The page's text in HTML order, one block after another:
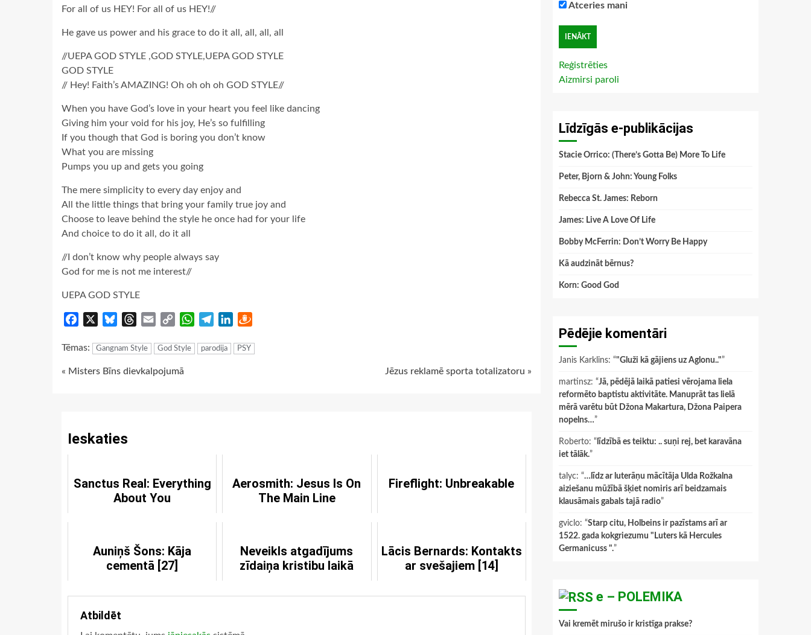
For all of us HEY! For all of us HEY!//
He gave us power and his grace to do it all, all, all, all
//UEPA GOD STYLE ,GOD STYLE,UEPA GOD STYLE
GOD STYLE
// Hey! Faith’s AMAZING! Oh oh oh oh GOD STYLE//
When you have God’s love in your heart you feel like dancing
Giving him your void for his joy, He’s so fulfilling
If you though that God is boring you don’t know
What you are missing
Pumps you up and gets you going
The mere simplicity to every day enjoy and
All the little things that bring your family true joy and
Choose to leave behind the style he once had for your life
And choice to do it all, do it all
//I don’t know why people always say
God for me is not me interest//
UEPA GOD STYLE
Facebook BlueskyThreads
Email
Copy
WhatsApp
TelegramLinkedIn
Tēmas: Gangnam Style God Style parodija PSY
Continue
« Misters Bīns dievkalpojumā Jēzus reklamē sporta totalizatoru »
Ieskaties
Sanctus Real: Everything
About You
Aerosmith: Jesus Is On
The Main Line
Fireflight: Unbreakable
Auniņš Šons: Kāja
cementā [27]
Neveikls atgadījums
zīdaiņa kristibu laikā
Lācis Bernards: Kontakts
ar svešajiem [14]
Atbildēt
Atceries mani
Reģistrēties
Aizmirsi paroli
Līdzīgās e-publikācijas
Stacie Orrico: (There’s Gotta Be) More To Life
Peter, Bjorn & John: Young Folks
Rebecca St. James: Reborn
James: Live A Love Of Life
Bobby McFerrin: Don’t Worry Be Happy
Kā audzināt bērnus?
Korn: Good God
Pēdējie komentāri
Janis Karklins: “"Gluži kā gājiens uz Aglonu.."”
martinsz: “Jā, pēdējā laikā patiesi vērojama liela
reformēto baptistu aktivitāte. Manuprāt tas lielā
mērā varētu būt Džona Makartura, Džona Paipera
nopelns…”
Roberto: “ līdzībā es teiktu: .. suņi rej, bet karavāna
iet tālāk.”
talyc: “…līdz ar luterāņu mācītāja Ulda Rožkalna
aiziešanu mūžībā šķiet nomiris arī beidzamais
klausāmais gabals tajā radio”
gviclo: “Starp citu, Holbeins ir pazīstams arī ar
1522. gada kokgriezumu "Luters kā Hercules
Germanicuss ".”
e – POLEMIKA
Vai kremēt mirušo ir kristīga prakse?